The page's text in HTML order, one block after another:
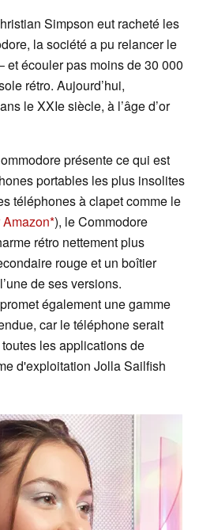
Simpson eut racheté les
la société a pu relancer le
et écouler pas moins de 30 000
rétro. Aujourd’hui,
le XXIe siècle, à l’âge d’or
présente ce qui est
portables les plus insolites
téléphones à clapet comme le
), le Commodore
rétro nettement plus
rouge et un boîtier
de ses versions.
également une gamme
car le téléphone serait
les applications de
d'exploitation Jolla Sailfish